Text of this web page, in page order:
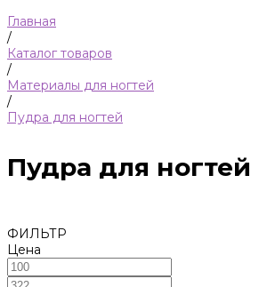
Главная
/
Каталог товаров
/
Материалы для ногтей
/
Пудра для ногтей
Пудра для ногтей
ФИЛЬТР
Цена